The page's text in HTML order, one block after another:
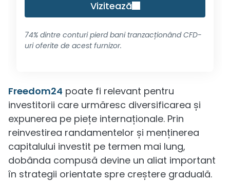
Vizitează
74% dintre conturi pierd bani tranzacționând CFD-
uri oferite de acest furnizor.
Freedom24 poate fi relevant pentru
investitorii care urmăresc diversificarea și
expunerea pe piețe internaționale. Prin
reinvestirea randamentelor și menținerea
capitalului investit pe termen mai lung,
dobânda compusă devine un aliat important
în strategii orientate spre creștere graduală.